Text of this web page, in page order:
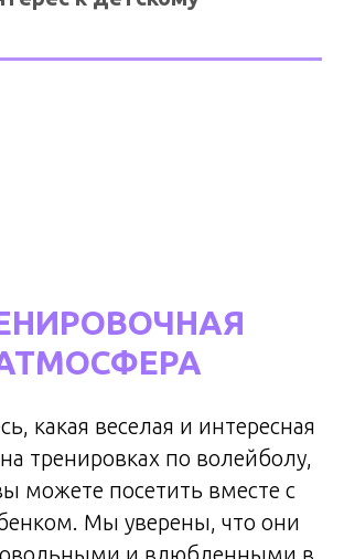
какая веселая и интересная
тренировках по волейболу,
можете посетить вместе с
Мы уверены, что они
и влюбленными в